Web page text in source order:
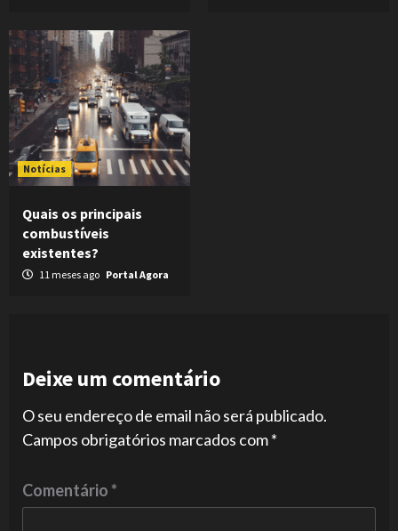
Notícias
Quais os principais
combustíveis
existentes?
11 meses ago Portal Agora
Deixe um comentário
O seu endereço de email não será publicado.
Campos obrigatórios marcados com*
Comentário*